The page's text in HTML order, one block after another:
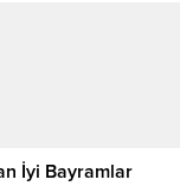
İyi Bayramlar